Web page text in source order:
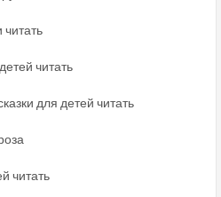
читать
читать
для детей читать
читать